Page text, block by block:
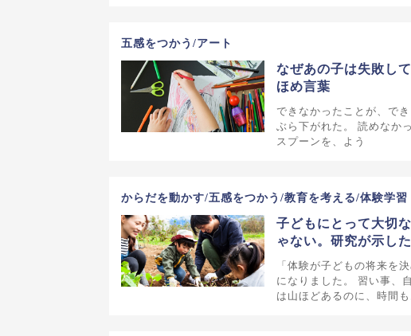
五感をつかう/アート
なぜあの子は失敗し
ほめ言葉
できなかったことが、で
ぶら下がれた。 読めなか
スプーンを、よう
からだを動かす/五感をつかう/教育を考える/体験学習
子どもにとって大切
ゃない。研究が示し
「体験が子どもの将来を
になりました。 習い事、
は山ほどあるのに、時間